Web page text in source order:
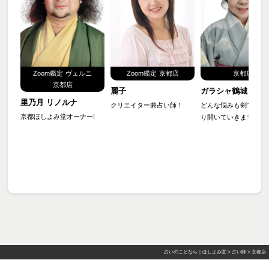
Zoom鑑定 ヴェルニ
京都店
里乃月 リノルナ
京都ほしよみ堂オーナー!
Zoom鑑定 京都店
麗子
クリエイター兼占い師！
京都店
ガラシャ鶴城
どんな悩みも剣で運命
り開いていきます
占いのことなら｜ほしよみ堂 > 占い師 > 京都店